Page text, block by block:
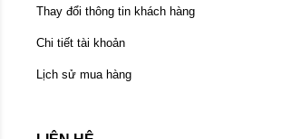
Thay đổi thông tin khách hàng
Chi tiết tài khoản
Lịch sử mua hàng